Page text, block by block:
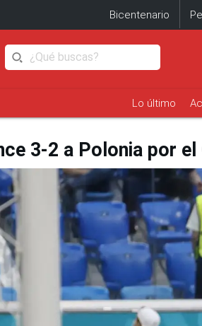
Bicentenario
Lo último
3-2 a Polonia por el